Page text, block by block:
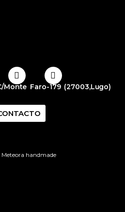
Faro-179 (27003,Lugo)
handmade